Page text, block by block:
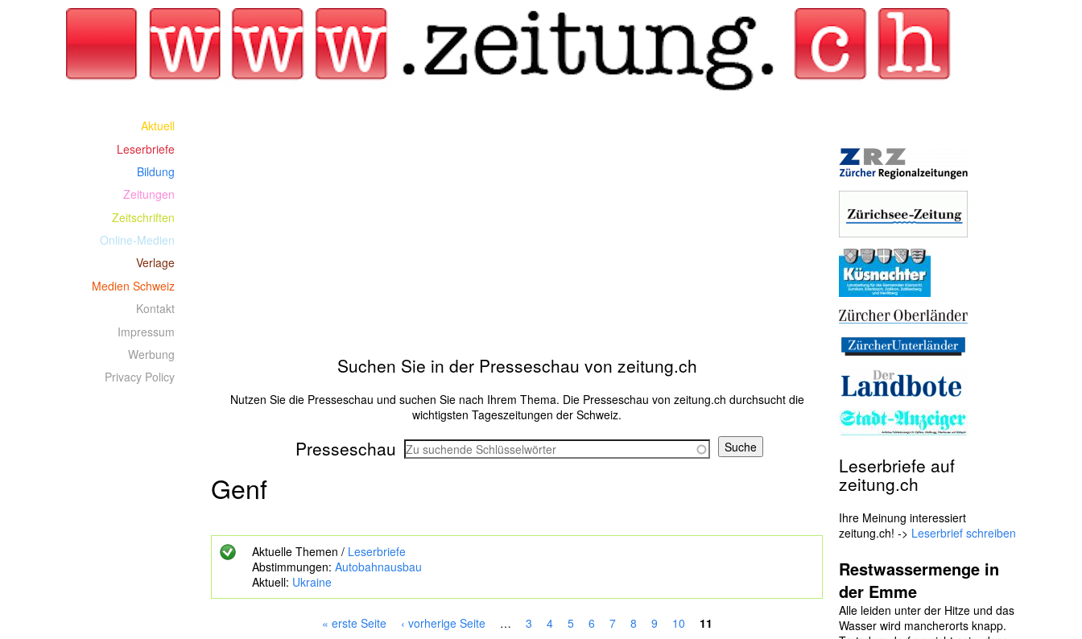
Jump to navigation
Suchen Sie in der Presseschau von zeitung.ch
Nutzen Sie die Presseschau und suchen Sie nach Ihrem Thema. Die Presseschau von zeitung.ch durchsucht die
wichtigsten Tageszeitungen der Schweiz.
Presseschau
s
u
e
S
Genf
Aktuelle Themen / Leserbriefe
Abstimmungen: Autobahnausbau
Aktuell: Ukraine
« erste Seite ‹ vorherige Seite … 3 4 5 6 7 8 9 10 11
Aktuell
Leserbriefe
Bildung
Zeitungen
Zeitschriften
Online-Medien
Verlage
Medien Schweiz
Kontakt
Impressum
Werbung
Privacy Policy
Leserbriefe auf
zeitung.ch
Ihre Meinung interessiert
zeitung.ch! -> Leserbrief schreiben
Restwassermenge in
der Emme
Alle leiden unter der Hitze und das
Wasser wird mancherorts knapp.